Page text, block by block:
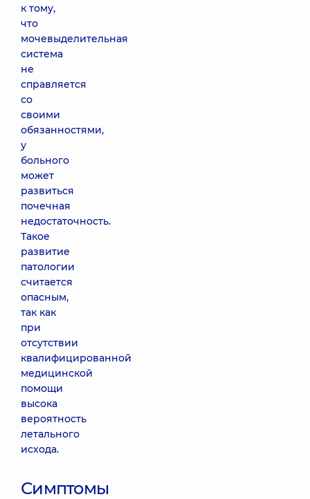
к тому,
что
мочевыделительная
система
не
справляется
со
своими
обязанностями,
у
больного
может
развиться
почечная
недостаточность.
Такое
развитие
патологии
считается
опасным,
так как
при
отсутствии
квалифицированной
медицинской
помощи
высока
вероятность
летального
исхода.
Симптомы